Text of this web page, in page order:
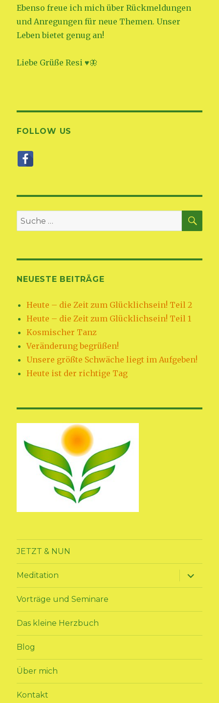
Ebenso freue ich mich über Rückmeldungen
und Anregungen für neue Themen. Unser
Leben bietet genug an!
Liebe Grüße Resi ♥🦋
FOLLOW US
Suche
nach:
NEUESTE BEITRÄGE
Heute – die Zeit zum Glücklichsein! Teil 2
Heute – die Zeit zum Glücklichsein! Teil 1
Kosmischer Tanz
Veränderung begrüßen!
Unsere größte Schwäche liegt im Aufgeben!
Heute ist der richtige Tag
JETZT & NUN
Meditation
Vorträge und Seminare
Das kleine Herzbuch
Blog
Über mich
Kontakt